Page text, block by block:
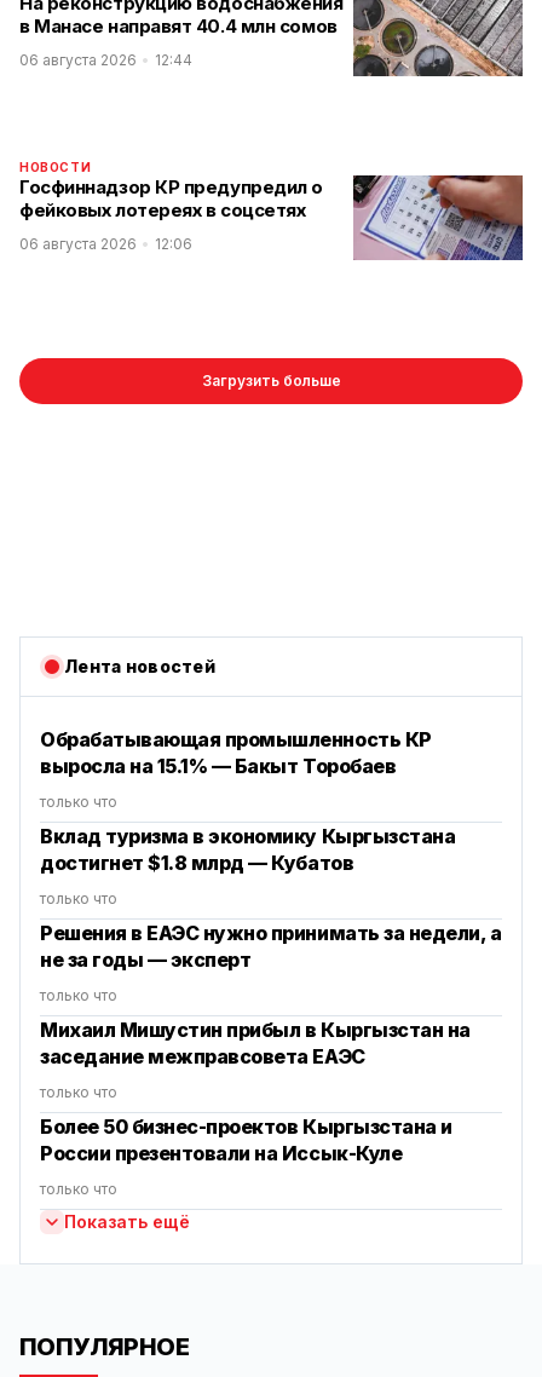
в Манасе направят 40.4 млн сомов
06 августа 2026 12:44
НОВОСТИ
Госфиннадзор КР предупредил о
фейковых лотереях в соцсетях
06 августа 2026 12:06
Загрузить больше
Лента новостей
‎Обрабатывающая промышленность КР
выросла на 15.1% — Бакыт Торобаев
только что
Вклад туризма в экономику Кыргызстана
достигнет $1.8 млрд — Кубатов
только что
Решения в ЕАЭС нужно принимать за недели, а
не за годы — эксперт
только что
Михаил Мишустин прибыл в Кыргызстан на
заседание межправсовета ЕАЭС
только что
Более 50 бизнес-проектов Кыргызстана и
России презентовали на Иссык-Куле
только что
Показать ещё
ПОПУЛЯРНОЕ